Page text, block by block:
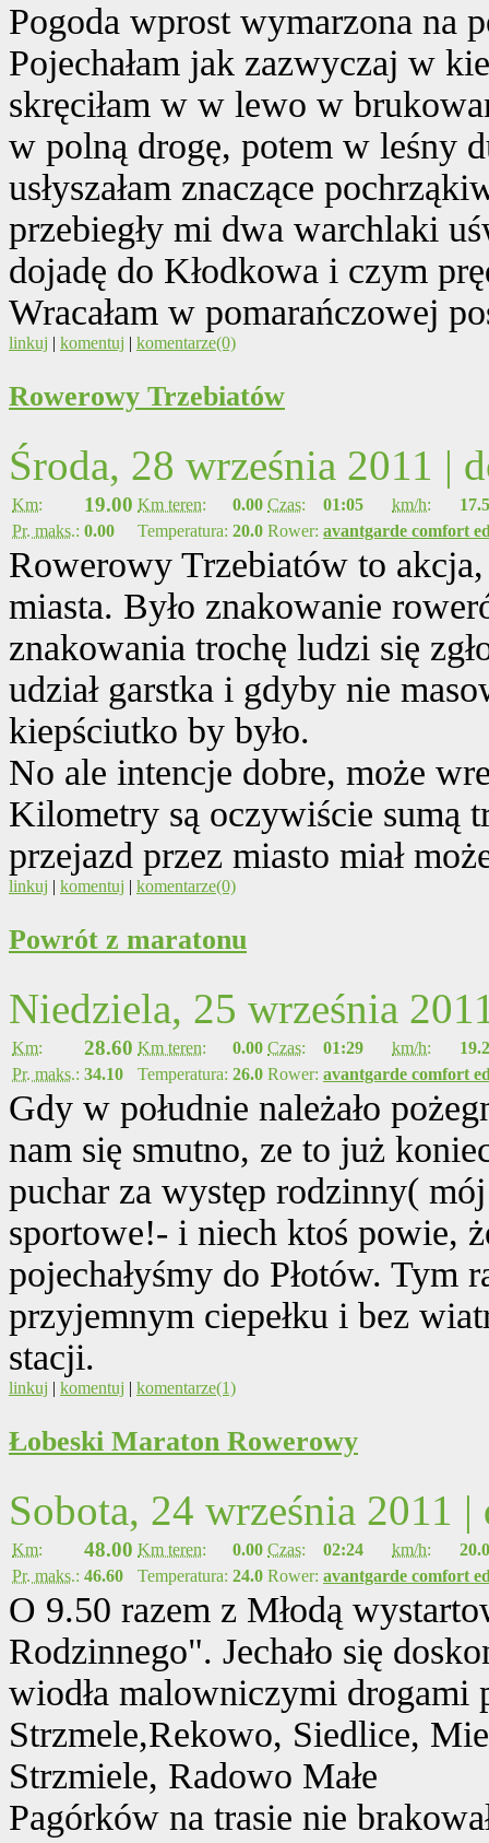
Pogoda wprost wymarzona na
Pojechałam jak zazwyczaj w
skręciłam w w lewo w
w polną drogę, potem w leśny
usłyszałam znaczące
przebiegły mi dwa warchlaki
dojadę do Kłodkowa i czym
Wracałam w pomarańczowej
linkuj | komentuj | komentarze(0)
Rowerowy Trzebiatów
Środa, 28 września 2011 |
Km: 19.00 Km teren: 0.00 Czas: 01:05 km/h:
Pr. maks.: 0.00 Temperatura: 20.0 Rower: avantgarde comfort
Rowerowy Trzebiatów to
miasta. Było znakowanie
znakowania trochę ludzi się
udział garstka i gdyby nie
kiepściutko by było.
No ale intencje dobre, może
Kilometry są oczywiście sumą
przejazd przez miasto miał
linkuj | komentuj | komentarze(0)
Powrót z maratonu
Niedziela, 25 września
Km: 28.60 Km teren: 0.00 Czas: 01:29 km/h:
Pr. maks.: 34.10 Temperatura: 26.0 Rower: avantgarde comfort
Gdy w południe należało
nam się smutno, ze to już
puchar za występ rodzinny(
sportowe!- i niech ktoś powie,
pojechałyśmy do Płotów. Tym
przyjemnym ciepełku i bez
stacji.
linkuj | komentuj | komentarze(1)
Łobeski Maraton Rowerowy
Sobota, 24 września 2011
Km: 48.00 Km teren: 0.00 Czas: 02:24 km/h:
Pr. maks.: 46.60 Temperatura: 24.0 Rower: avantgarde comfort
O 9.50 razem z Młodą
Rodzinnego". Jechało się
wiodła malowniczymi drogami
Strzmele,Rekowo, Siedlice,
Strzmiele, Radowo Małe
Pagórków na trasie nie